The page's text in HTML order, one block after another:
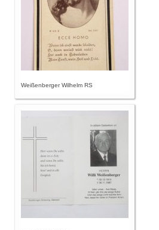
Weißenberger Wilhelm RS